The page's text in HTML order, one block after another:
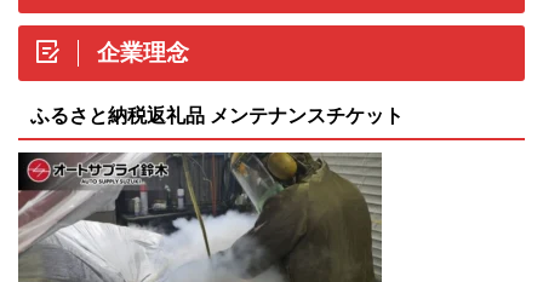
企業理念
ふるさと納税返礼品 メンテナンスチケット